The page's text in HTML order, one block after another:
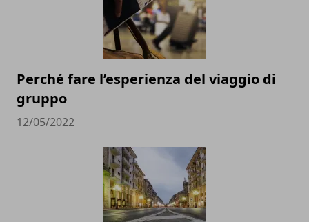
Perché fare l’esperienza del viaggio di
gruppo
12/05/2022